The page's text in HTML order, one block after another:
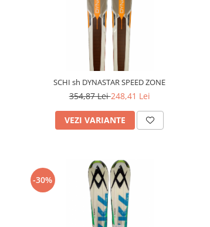
SCHI sh DYNASTAR SPEED ZONE
354,87 Lei248,41 Lei
VEZI VARIANTE
-30%